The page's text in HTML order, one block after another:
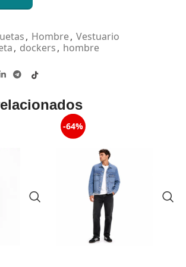
, Hombre, Vestuario
, dockers, hombre
-64%